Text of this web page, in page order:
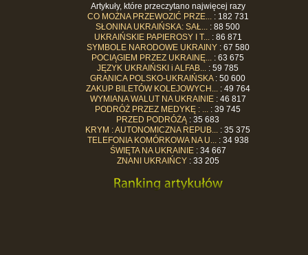
Artykuły, które przeczytano najwięcej razy
CO MOŻNA PRZEWOZIĆ PRZE...
: 182 731
SŁONINA UKRAIŃSKA: SAŁ...
: 88 500
UKRAIŃSKIE PAPIEROSY I T...
: 86 871
SYMBOLE NARODOWE UKRAINY: 67 580
POCIĄGIEM PRZEZ UKRAINĘ...
: 63 675
JĘZYK UKRAIŃSKI i ALFAB...
: 59 785
GRANICA POLSKO-UKRAIŃSKA: 50 600
ZAKUP BILETÓW KOLEJOWYCH...
: 49 764
WYMIANA WALUT NA UKRAINIE: 46 817
PODRÓŻ PRZEZ MEDYKĘ : ...
: 39 745
PRZED PODRÓŻĄ : 35 683
KRYM : AUTONOMICZNA REPUB...
: 35 375
TELEFONIA KOMÓRKOWA NA U...
: 34 938
ŚWIĘTA NA UKRAINIE: 34 667
ZNANI UKRAIŃCY: 33 205